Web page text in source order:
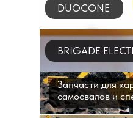
DUOCONE
BRIGADE
Запчасти для
самосвалов и